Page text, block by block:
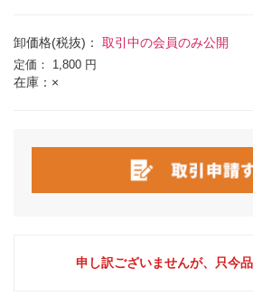
卸価格(税抜)： 取引中の会員のみ公開
定価： 1,800 円
在庫：×
申し訳ございませんが、只今品